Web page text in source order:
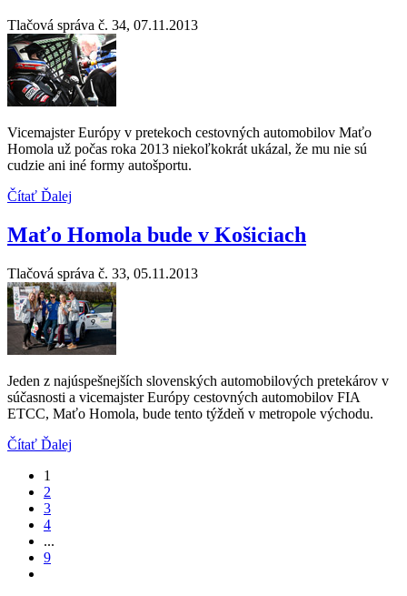
Tlačová správa č. 34, 07.11.2013
Vicemajster Európy v pretekoch cestovných automobilov Maťo
Homola už počas roka 2013 niekoľkokrát ukázal, že mu nie sú
cudzie ani iné formy autošportu.
Čítať Ďalej
Maťo Homola bude v Košiciach
Tlačová správa č. 33, 05.11.2013
Jeden z najúspešnejších slovenských automobilových pretekárov v
súčasnosti a vicemajster Európy cestovných automobilov FIA
ETCC, Maťo Homola, bude tento týždeň v metropole východu.
Čítať Ďalej
1
2
3
4
...
9